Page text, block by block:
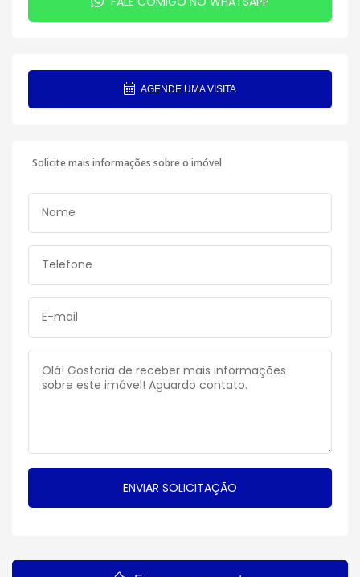
AGENDE UMA VISITA
Solicite mais informações sobre o imóvel